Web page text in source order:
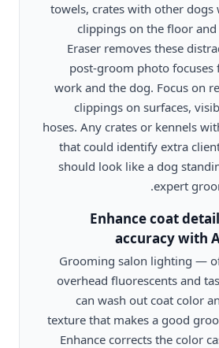
towels, crates with other dogs
clippings on the floor
Eraser removes these
post-groom photo
work and the dog. Focus on
clippings on surfaces,
hoses. Any crates or kennels
that could identify extra
should look like a dog
expert
Enhance coat
accuracy with
Grooming salon lighting —
overhead fluorescents and
can wash out coat color
texture that makes a good
Enhance corrects the color